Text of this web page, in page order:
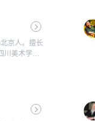
京人。擅长
川美术学院
》获第三届